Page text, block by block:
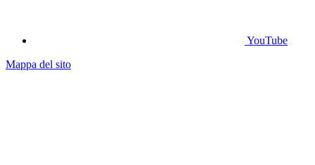
YouTube
Mappa del sito